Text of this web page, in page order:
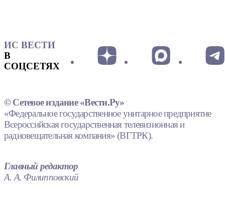
ИС ВЕСТИ
В
СОЦСЕТЯХ
© Сетевое издание «Вести.Ру»
«Федеральное государственное унитарное предприятие
Всероссийская государственная телевизионная и
радиовещательная компания» (ВГТРК).
Главный редактор
А. А. Филипповский